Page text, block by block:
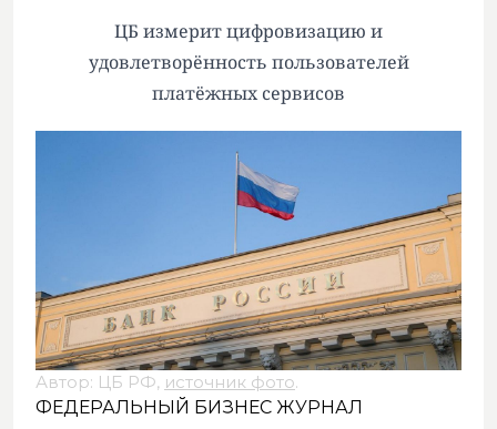
ЦБ измерит цифровизацию и
удовлетворённость пользователей
платёжных сервисов
Автор: ЦБ РФ, источник фото.
ФЕДЕРАЛЬНЫЙ БИЗНЕС ЖУРНАЛ